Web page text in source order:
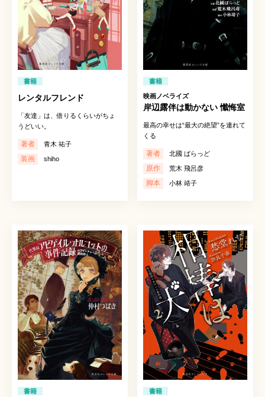
書籍
レンタルフレンド
「友達」は、借りるくらいがちょ
うどいい。
著者 青木 祐子
装画 shiho
書籍
映画ノベライズ
岸辺露伴は動かない 懺悔室
最高の幸せは“最大の絶望”を連れて
くる
著者 北國 ばらっど
原作 荒木 飛呂彦
脚本 小林 靖子
書籍 書籍